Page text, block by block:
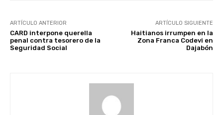
ARTÍCULO ANTERIOR
CARD interpone querella
penal contra tesorero de la
Seguridad Social
ARTÍCULO SIGUIENTE
Haitianos irrumpen en la
Zona Franca Codevi en
Dajabón